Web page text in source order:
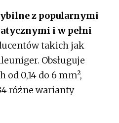
z popularnymi
i w pełni
takich jak
Obsługuje
0,14 do 6 mm²,
różne warianty